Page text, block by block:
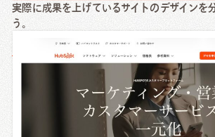
実際に成果を上げているサイトのデザインを
う。
HubSpot（ハブスポット）